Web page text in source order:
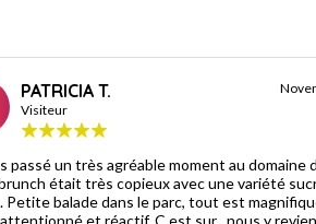
PATRICIA T.
Visiteur
passé un très agréable moment au domaine
était très copieux avec une variété
Petite balade dans le parc, tout est